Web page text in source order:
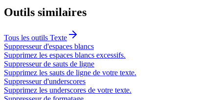
Outils similaires
Tous les outils Texte
Suppresseur d'espaces blancs
Supprimez les espaces blancs excessifs.
Suppresseur de sauts de ligne
Supprimez les sauts de ligne de votre texte.
Suppresseur d'underscores
Supprimez les underscores de votre texte.